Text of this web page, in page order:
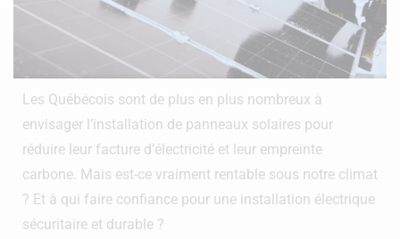
Les Québécois sont de plus en plus nombreux à
envisager l’installation de panneaux solaires pour
réduire leur facture d’électricité et leur empreinte
carbone. Mais est-ce vraiment rentable sous notre climat
? Et à qui faire confiance pour une installation électrique
sécuritaire et durable ?